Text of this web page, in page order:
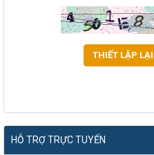
HỖ TRỢ TRỰC TUYẾN